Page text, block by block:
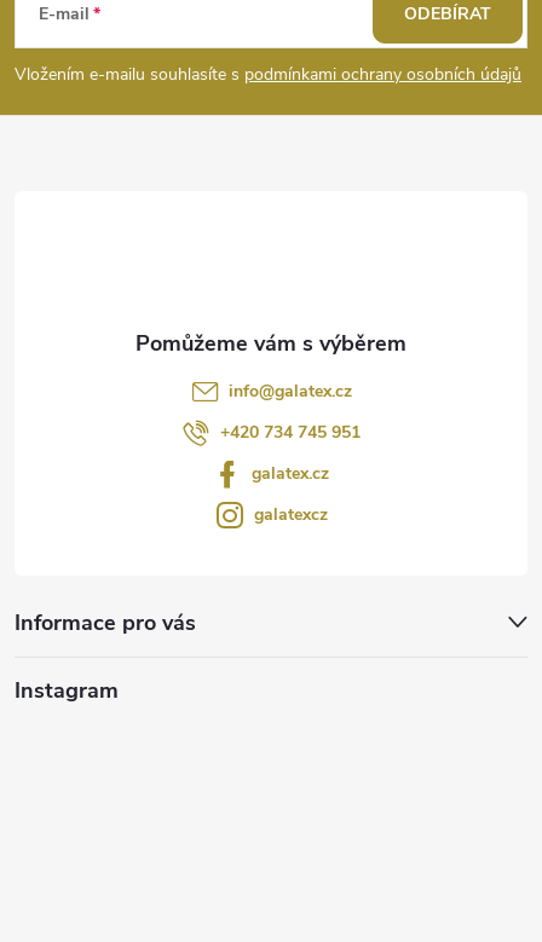
p
a
E-mail
Vložením e-mailu souhlasíte s podmínkami ochrany osobních údajů
ODEBÍRAT
info@galatex.cz
+420 734 745 951
galatex.cz
galatexcz
Informace pro vás
Instagram